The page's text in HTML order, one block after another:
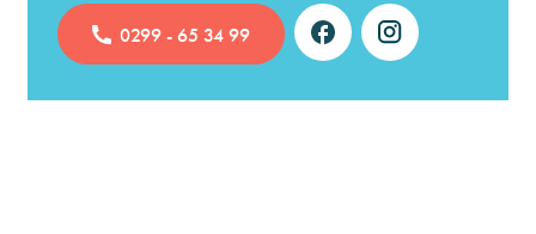
0299 - 65 34 99